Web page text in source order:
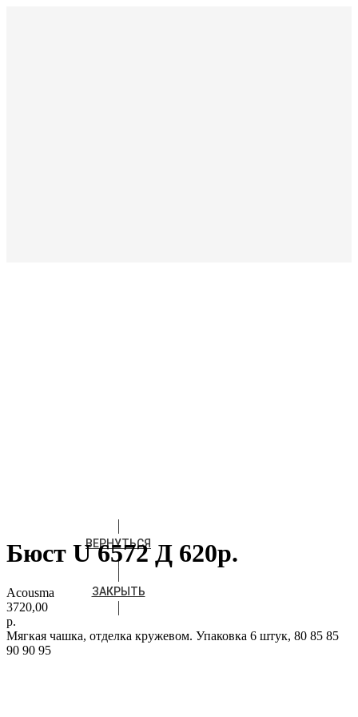
ВЕРНУТЬСЯ
ЗАКРЫТЬ
Бюст U 6572 Д 620р.
Acousma
3720,00
р.
Мягкая чашка, отделка кружевом. Упаковка 6 штук, 80 85 85
90 90 95